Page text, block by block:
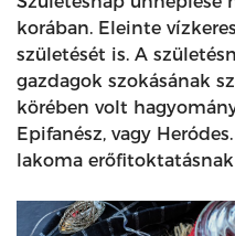
korában. Eleinte
születését is. A
gazdagok szokásának
körében volt
Epifanész, vagy
lakoma